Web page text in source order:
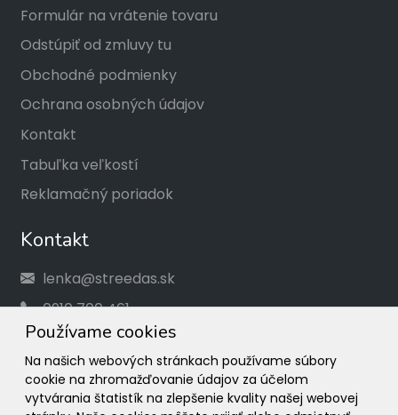
Používame cookies
Na našich webových stránkach používame súbory
cookie na zhromažďovanie údajov za účelom
vytvárania štatistík na zlepšenie kvality našej webovej
Formulár na vrátenie tovaru
Odstúpiť od zmluvy tu
Obchodné podmienky
Ochrana osobných údajov
Kontakt
Tabuľka veľkostí
Reklamačný poriadok
Kontakt
lenka@streedas.sk
0910 700 461
Social
Facebook